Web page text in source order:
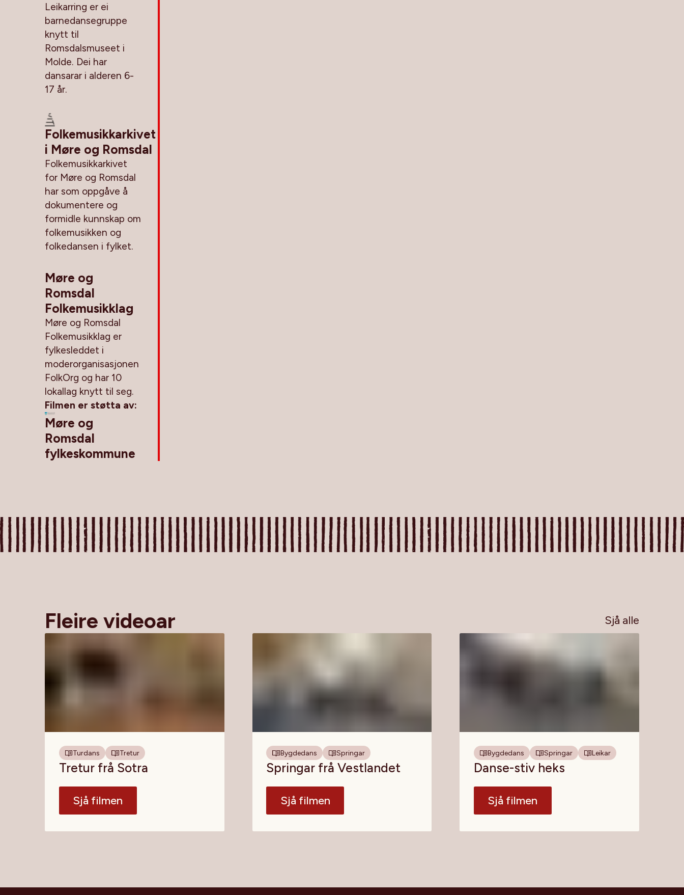
Leikarring er ei
barnedansegruppe
knytt til
Romsdalsmuseet i
Molde. Dei har
dansarar i alderen 6-
17 år.
Folkemusikkarkivet
i Møre og Romsdal
Folkemusikkarkivet
for Møre og Romsdal
har som oppgåve å
dokumentere og
formidle kunnskap om
folkemusikken og
folkedansen i fylket.
Møre og
Romsdal
Folkemusikklag
Møre og Romsdal
Folkemusikklag er
fylkesleddet i
moderorganisasjonen
FolkOrg og har 10
lokallag knytt til seg.
Filmen er støtta av:
Møre og
Romsdal
fylkeskommune
Fleire videoar Sjå alle
Turdans Tretur
Tretur frå Sotra
Sjå filmen
Bygdedans Springar
Springar frå Vestlandet
Sjå filmen
Bygdedans Springar Leikar
Danse-stiv heks
Sjå filmen